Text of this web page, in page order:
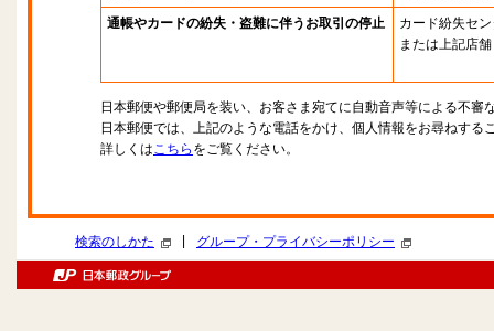
通帳やカードの紛失・盗難に伴うお取引の停止
カード紛失セ
または上記店舗
日本郵便や郵便局を装い、お客さま宛てに自動音声等による不審
日本郵便では、上記のような電話をかけ、個人情報をお尋ねする
詳しくはこちら をご覧ください。
検索のしかた グループ・プライバシーポリシー